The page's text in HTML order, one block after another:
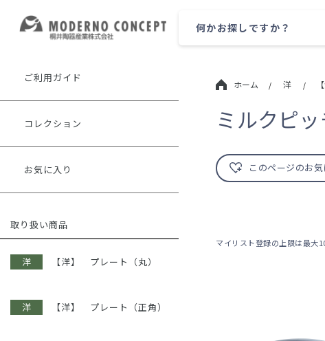
ご利用ガイド
コレクション
お気に入り
取り扱い商品
【洋】 プレート（丸）
【洋】 プレート（正角）
ホーム / 洋 /
ミルクピ
このページのお
マイリスト登録の上限は最大